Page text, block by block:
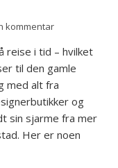
kommentar
reise i tid – hvilket
til den gamle
med alt fra
og
sin sjarme fra mer
Her er noen